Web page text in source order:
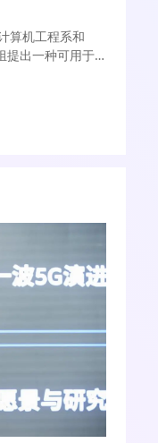
算机工程系和
提出一种可用于